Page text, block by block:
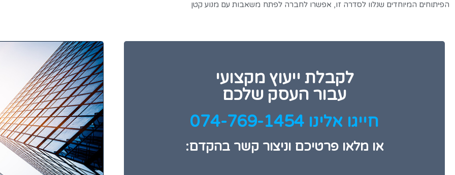
הפיתוחים המיוחדים שנלוו לסדרה זו, אפשרו לחברה לפתח משאבות עם מנוע קטן
לקבלת ייעוץ מקצועי
עבור העסק שלכם
חייגו אלינו 074-769-1454
או מלאו פרטיכם וניצור קשר בהקדם: